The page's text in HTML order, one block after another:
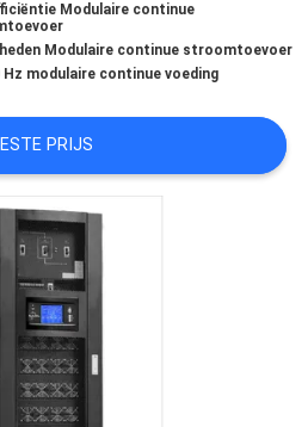
Modulaire continue
Modulaire continue stroomtoevoer
Hz modulaire continue voeding
PRIJS